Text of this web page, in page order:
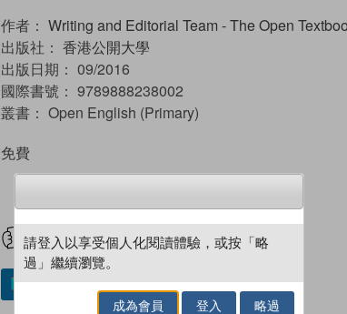
作者： Writing and Editorial Team - The Open
出版社： 香港公開大學
出版日期： 09/2016
國際書號： 9789888238002
叢書： Open English (Primary)
免費
試閲 加入閱讀紀錄
加入／閱讀電子書
請登入以享受個人化閱讀體驗，或按「略
過」繼續瀏覽。
成為會員 登入 略過